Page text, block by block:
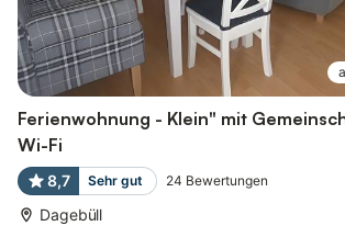
Ferienwohnung - Klein" mit
Wi-Fi
8,7 Sehr gut 24 Bewertungen
Dagebüll